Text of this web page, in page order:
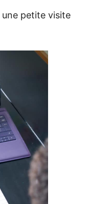
une petite visite